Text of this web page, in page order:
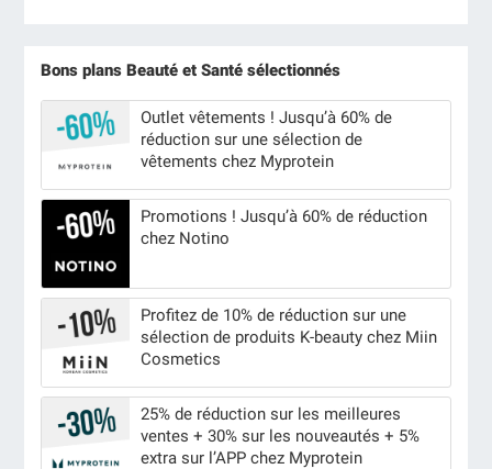
Bons plans Beauté et Santé sélectionnés
Outlet vêtements ! Jusqu’à 60% de
réduction sur une sélection de
vêtements chez Myprotein
Promotions ! Jusqu’à 60% de réduction
chez Notino
Profitez de 10% de réduction sur une
sélection de produits K-beauty chez Miin
Cosmetics
25% de réduction sur les meilleures
ventes + 30% sur les nouveautés + 5%
extra sur l’APP chez Myprotein